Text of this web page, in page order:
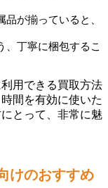
が揃っていると、
、丁寧に梱包するこ
用できる買取方法
間を有効に使いた
とって、非常に魅
けのおすすめ